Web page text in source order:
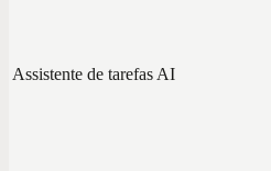
Assistente de tarefas AI